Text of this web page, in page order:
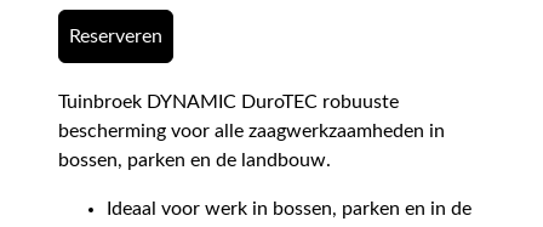
Reserveren
Tuinbroek DYNAMIC DuroTEC robuuste
bescherming voor alle zaagwerkzaamheden in
bossen, parken en de landbouw.
Ideaal voor werk in bossen, parken en in de